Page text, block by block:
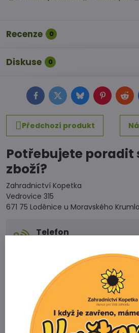
Recenze 0
Diskuse 0
FacebookTwitterBlueskyPinterest
Předchozí produkt
Potřebujete poradit
zboží?
Zahradnictví Kopetka
Vedrovice 315
671 75 Loděnice u Moravského
Telefon
+420 607 042 662
Email
info@zahradnictvikopetka.cz